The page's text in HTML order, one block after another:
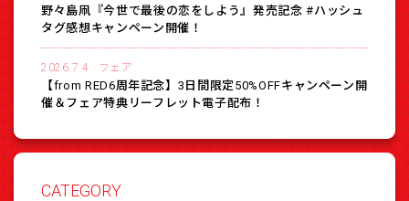
野々島凧『今世で最後の恋をしよう』発売記念 #ハッシュ
タグ感想キャンペーン開催！
2026.7.4 フェア
【from RED6周年記念】3日間限定50%OFFキャンペーン開
催＆フェア特典リーフレット電子配布！
CATEGORY